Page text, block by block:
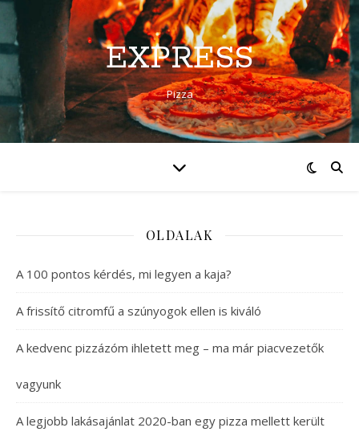
EXPRESS
Pizza
OLDALAK
A 100 pontos kérdés, mi legyen a kaja?
A frissítő citromfű a szúnyogok ellen is kiváló
A kedvenc pizzázóm ihletett meg – ma már piacvezetők
vagyunk
A legjobb lakásajánlat 2020-ban egy pizza mellett került